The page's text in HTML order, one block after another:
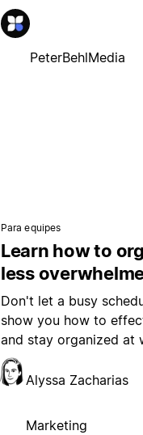
PeterBehlMedia
Para equipes
Learn how to
less
Don't let a busy
show you how to
and stay organized at
Alyssa Zacharias
Marketing